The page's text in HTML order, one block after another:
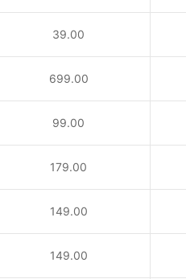
39.00
699.00
99.00
179.00
149.00
149.00